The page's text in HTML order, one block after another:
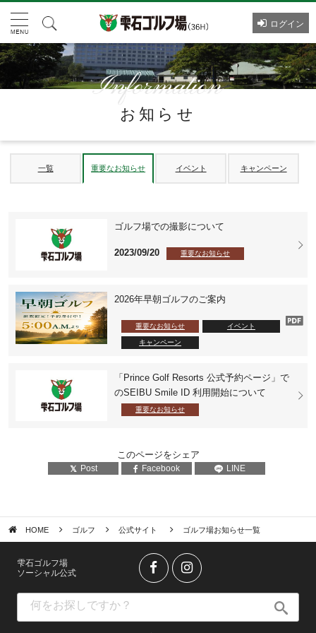
ログイン
お知らせ
一覧 重要なお知らせ イベント キャンペーン
ゴルフ場での撮影について
2023/09/20 重要なお知らせ
2026年早朝ゴルフのご案内
重要なお知らせ イベント
キャンペーン
「Prince Golf Resorts 公式予約ページ」で
のSEIBU Smile ID 利用開始について
重要なお知らせ
このページをシェア
Post Facebook LINE
HOME ゴルフ 公式サイト ゴルフ場お知らせ一覧
雫石ゴルフ場
ソーシャル公式